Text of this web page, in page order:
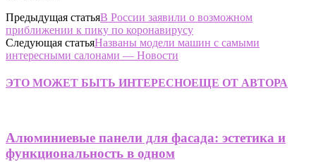
Предыдущая статьяВ России заявили о возможном
приближении к пику по коронавирусу
Следующая статьяНазваны модели машин с самыми
интересными салонами — Новости
ЭТО МОЖЕТ БЫТЬ ИНТЕРЕСНОЕЩЕ ОТ АВТОРА
Алюминиевые панели для фасада: эстетика и
функциональность в одном